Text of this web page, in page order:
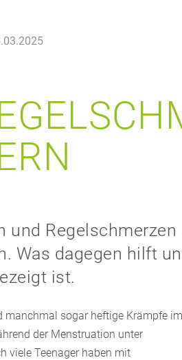
und Regelschmerzen
Was dagegen hilft
ist.
manchmal sogar heftige Krämpfe im
der Menstruation unter
viele Teenager haben mit